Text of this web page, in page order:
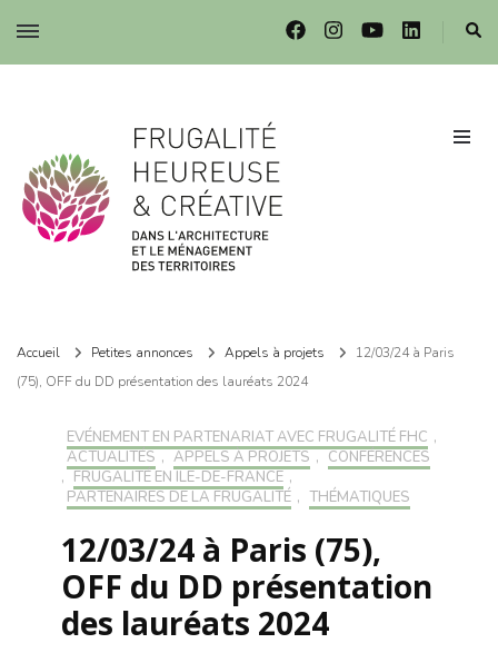
Frugalité dans l'architecture et le ménagement des territoires
Accueil Petites annonces Appels à projets
12/03/24 à Paris
(75), OFF du DD présentation des lauréats 2024
EVÉNEMENT EN PARTENARIAT AVEC FRUGALITÉ FHC ,
ACTUALITÉS , APPELS À PROJETS , CONFÉRENCES
, FRUGALITÉ EN ILE-DE-FRANCE ,
PARTENAIRES DE LA FRUGALITÉ , THÉMATIQUES
12/03/24 à Paris (75),
OFF du DD présentation
des lauréats 2024